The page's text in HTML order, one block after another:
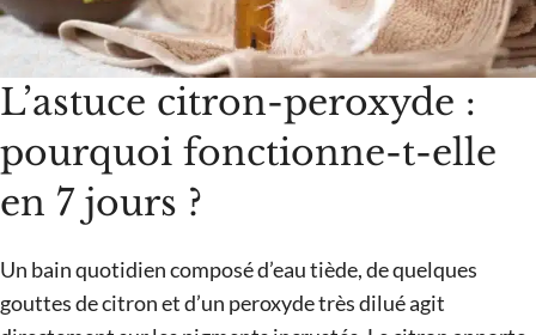
L’astuce citron-peroxyde :
pourquoi fonctionne-t-elle
en 7 jours ?
Un bain quotidien composé d’eau tiède, de quelques
gouttes de citron et d’un peroxyde très dilué agit